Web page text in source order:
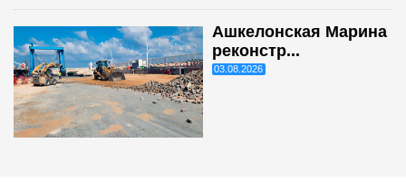
Ашкелонская Марина
реконстр...
03.08.2026